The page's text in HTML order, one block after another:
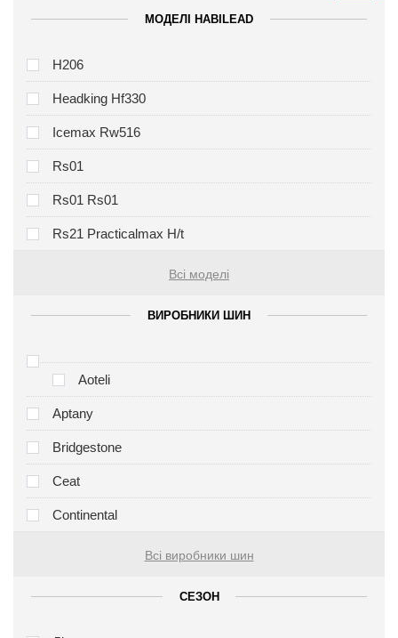
МОДЕЛІ HABILEAD
H206
Headking Hf330
Icemax Rw516
Rs01
Rs01 Rs01
Rs21 Practicalmax H/t
Всі моделі
ВИРОБНИКИ ШИН
Aoteli
Aptany
Bridgestone
Ceat
Continental
Всі виробники шин
СЕЗОН